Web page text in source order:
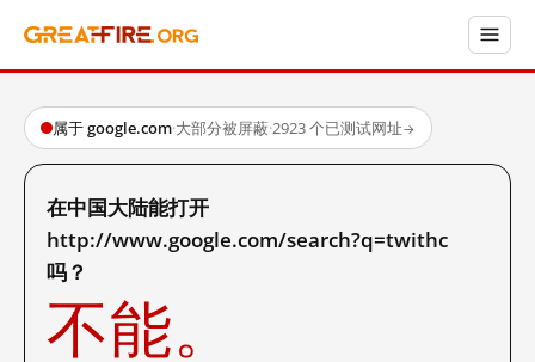
属于 google.com·大部分被屏蔽·2923 个已测试网址→
在中国大陆能打开
http://www.google.com/search?q=twithc
吗？
不能。